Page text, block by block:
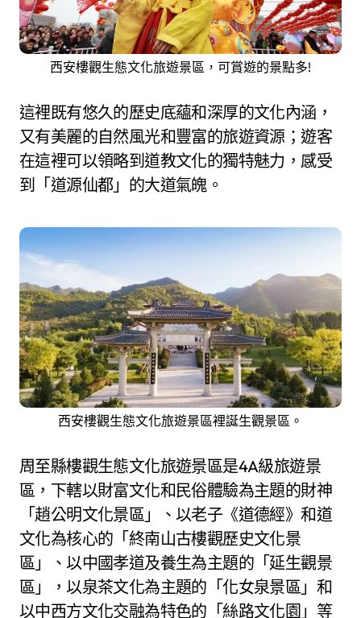
西安樓觀生態文化旅遊景區，可賞遊的景點多!
這裡既有悠久的歷史底蘊和深厚的文化內涵，
又有美麗的自然風光和豐富的旅遊資源；遊客
在這裡可以領略到道教文化的獨特魅力，感受
到「道源仙都」的大道氣魄。
西安樓觀生態文化旅遊景區裡誕生觀景區。
周至縣樓觀生態文化旅遊景區是4A級旅遊景
區，下轄以財富文化和民俗體驗為主題的財神
「趙公明文化景區」、以老子《道德經》和道
文化為核心的「終南山古樓觀歷史文化景
區」、以中國孝道及養生為主題的「延生觀景
區」，以泉茶文化為主題的「化女泉景區」和
以中西方文化交融為特色的「絲路文化園」等